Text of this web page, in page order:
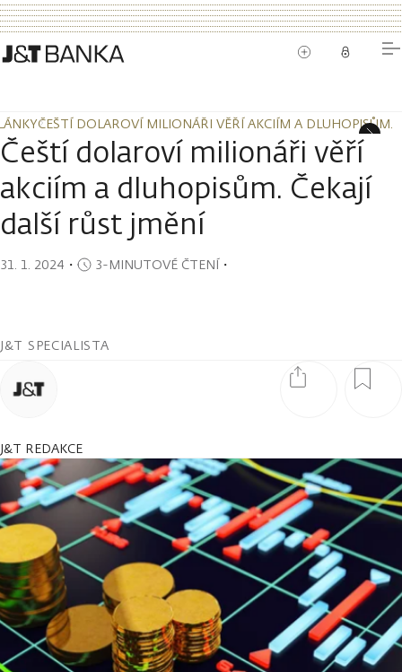
ČEŠTÍ DOLAROVÍ MILIONÁŘI VĚŘÍ AKCIÍM A DLUHOPISŮM.
ČEŠTÍ DOLAROVÍ MILIONÁŘI VĚŘÍ AKCIÍM A DLUHOPISŮM.
Čeští dolaroví milionáři věří
akciím a dluhopisům. Čekají
další růst jmění
31. 1. 2024 ・ 3-MINUTOVÉ ČTENÍ・
J&T SPECIALISTA
J&T REDAKCE